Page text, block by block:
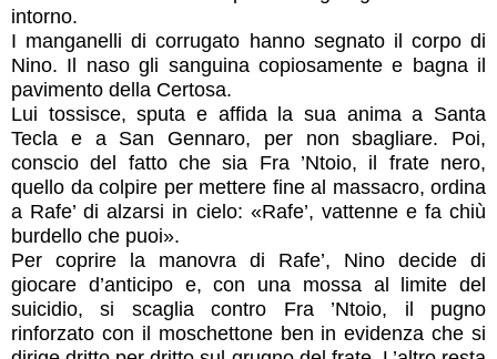
intorno.
I manganelli di corrugato hanno segnato il corpo di
Nino. Il naso gli sanguina copiosamente e bagna il
pavimento della Certosa.
Lui tossisce, sputa e affida la sua anima a Santa
Tecla e a San Gennaro, per non sbagliare. Poi,
conscio del fatto che sia Fra ’Ntoio, il frate nero,
quello da colpire per mettere fine al massacro, ordina
a Rafe’ di alzarsi in cielo: «Rafe’, vattenne e fa chiù
burdello che puoi».
Per coprire la manovra di Rafe’, Nino decide di
giocare d’anticipo e, con una mossa al limite del
suicidio, si scaglia contro Fra ’Ntoio, il pugno
rinforzato con il moschettone ben in evidenza che si